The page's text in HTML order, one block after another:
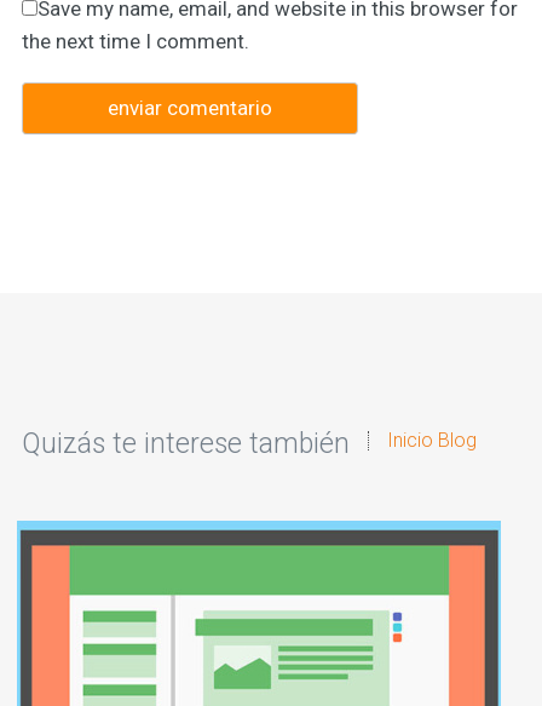
Save my name, email, and website in this browser for
the next time I comment.
Quizás te interese también Inicio Blog